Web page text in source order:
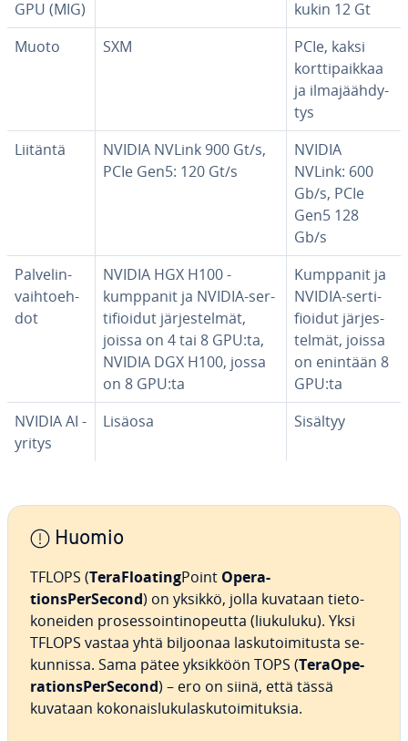
GPU (MIG)
kukin 12 Gt
Muoto
SXM
PCIe, kaksi
kort­ti­paik­kaa
ja il­ma­jääh­dy­
tys
Liitäntä
NVIDIA NVLink 900 Gt/s,
PCIe Gen5: 120 Gt/s
NVIDIA
NVLink: 600
Gb/s, PCIe
Gen5 128
Gb/s
Pal­ve­lin­
vaih­toeh­
dot
NVIDIA HGX H100 -
kumppanit ja NVIDIA-ser­
ti­fioi­dut jär­jes­tel­mät,
joissa on 4 tai 8 GPU:ta,
NVIDIA DGX H100, jossa
on 8 GPU:ta
Kumppanit ja
NVIDIA-ser­ti­
fioi­dut jär­jes­
tel­mät, joissa
on enintään 8
GPU:ta
NVIDIA AI -
yritys
Lisäosa Sisältyy
Huomio
TFLOPS (TeraFloatingPoint Ope­ra­
tionsPerSecond) on yksikkö, jolla kuvataan tie­to­
ko­nei­den pro­ses­soin­ti­no­peut­ta (liukuluku). Yksi
TFLOPS vastaa yhtä biljoonaa las­ku­toi­mi­tus­ta se­
kun­nis­sa. Sama pätee yksikköön TOPS (TeraOpe­
ra­tionsPerSecond) – ero on siinä, että tässä
kuvataan ko­ko­nais­lu­ku­las­ku­toi­mi­tuk­sia.